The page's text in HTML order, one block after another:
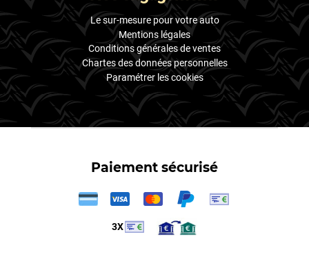
Le sur-mesure pour votre auto
Mentions légales
Conditions générales de ventes
Chartes des données personnelles
Paramétrer les cookies
Paiement sécurisé
3X